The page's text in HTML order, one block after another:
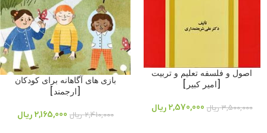
اصول و فلسفه تعلیم و تربیت
[امیر کبیر]
3,500,000 ریال 2,570,000 ریال
بازی های آگاهانه برای کودکان
[ارجمند]
2,410,000 ریال 2,165,000 ریال